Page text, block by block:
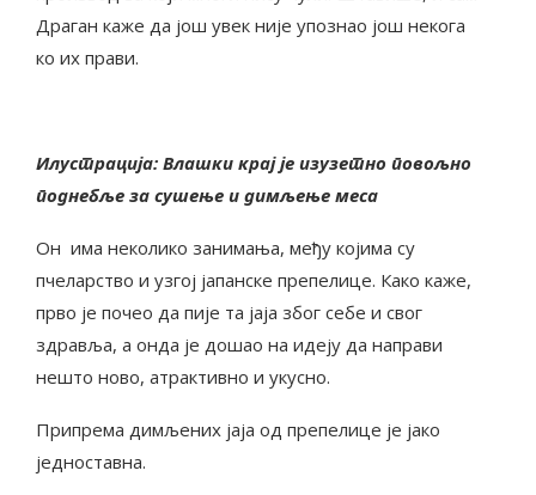
Драган каже да још увек није упознао још некога
ко их прави.
Илустрација: Влашки крај је изузетно повољно
поднебље за сушење и димљење меса
Он има неколико занимања, међу којима су
пчеларство и узгој јапанске препелице. Како каже,
прво је почео да пије та јаја због себе и свог
здравља, а онда је дошао на идеју да направи
нешто ново, атрактивно и укусно.
Припрема димљених јаја од препелице је јако
једноставна.